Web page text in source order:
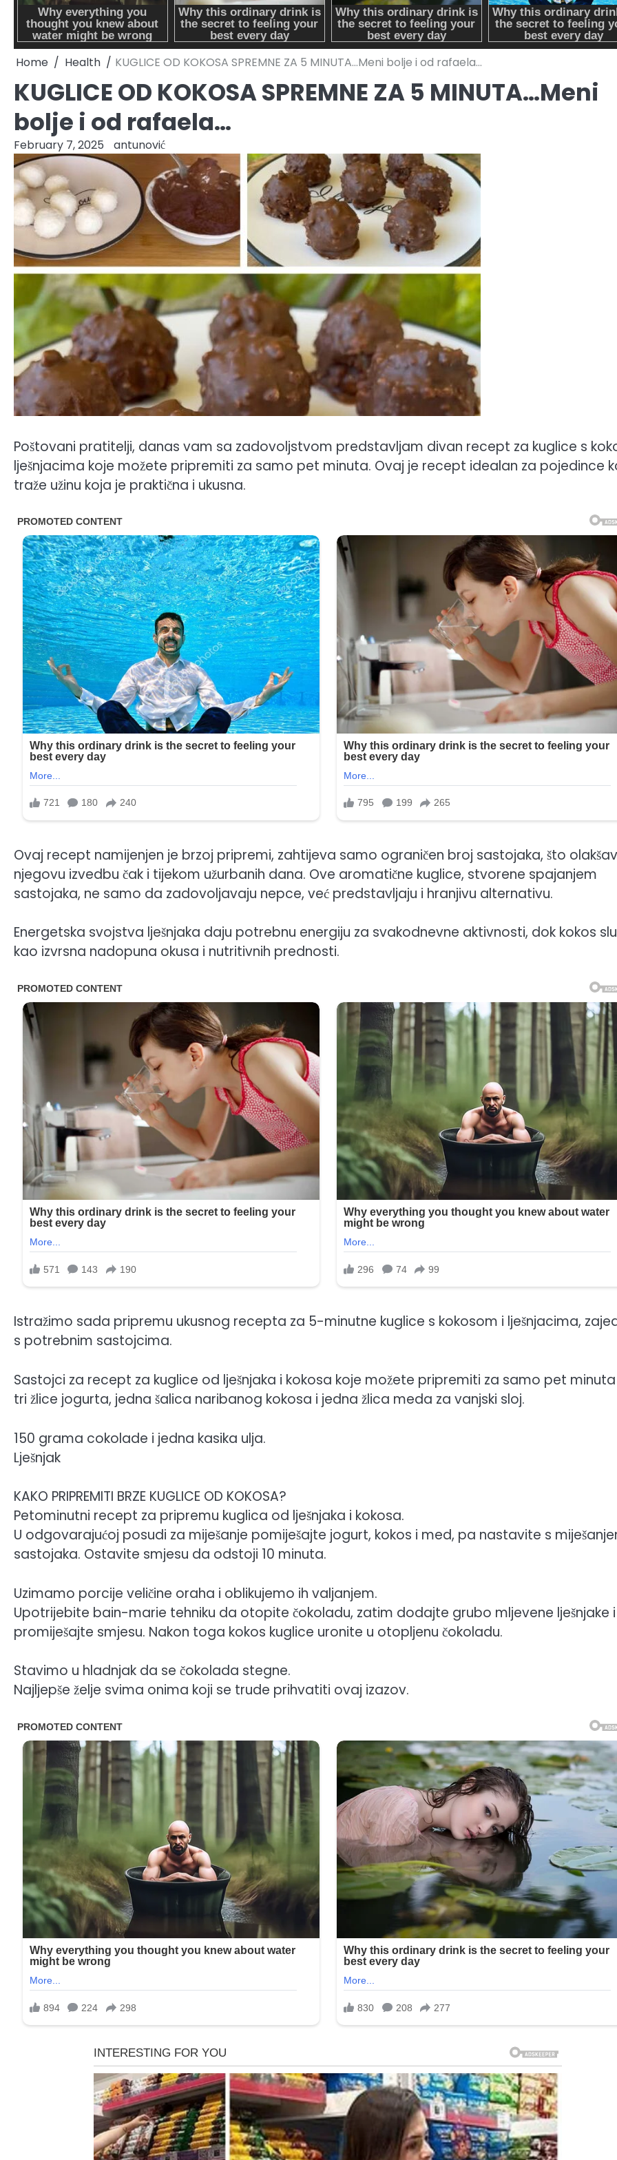
Home Health KUGLICE OD KOKOSA SPREMNE ZA 5 MINUTA…Meni bolje i od rafaela…
KUGLICE OD KOKOSA SPREMNE ZA 5 MINUTA…Meni
bolje i od rafaela…
February 7, 2025 antunović
Poštovani pratitelji, danas vam sa zadovoljstvom predstavljam divan recept za kuglice s
lješnjacima koje možete pripremiti za samo pet minuta. Ovaj je recept idealan za pojedince
traže užinu koja je praktična i ukusna.
Ovaj recept namijenjen je brzoj pripremi, zahtijeva samo ograničen broj sastojaka, što
njegovu izvedbu čak i tijekom užurbanih dana. Ove aromatične kuglice, stvorene spajanjem
sastojaka, ne samo da zadovoljavaju nepce, već predstavljaju i hranjivu alternativu.
Energetska svojstva lješnjaka daju potrebnu energiju za svakodnevne aktivnosti, dok kokos
kao izvrsna nadopuna okusa i nutritivnih prednosti.
Istražimo sada pripremu ukusnog recepta za 5-minutne kuglice s kokosom i lješnjacima,
s potrebnim sastojcima.
Sastojci za recept za kuglice od lješnjaka i kokosa koje možete pripremiti za samo pet minuta
tri žlice jogurta, jedna šalica naribanog kokosa i jedna žlica meda za vanjski sloj.
150 grama cokolade i jedna kasika ulja.
Lješnjak
KAKO PRIPREMITI BRZE KUGLICE OD KOKOSA?
Petominutni recept za pripremu kuglica od lješnjaka i kokosa.
U odgovarajućoj posudi za miješanje pomiješajte jogurt, kokos i med, pa nastavite s
sastojaka. Ostavite smjesu da odstoji 10 minuta.
Uzimamo porcije veličine oraha i oblikujemo ih valjanjem.
Upotrijebite bain-marie tehniku ​​da otopite čokoladu, zatim dodajte grubo mljevene lješnjake i
promiješajte smjesu. Nakon toga kokos kuglice uronite u otopljenu čokoladu.
Stavimo u hladnjak da se čokolada stegne.
Najljepše želje svima onima koji se trude prihvatiti ovaj izazov.